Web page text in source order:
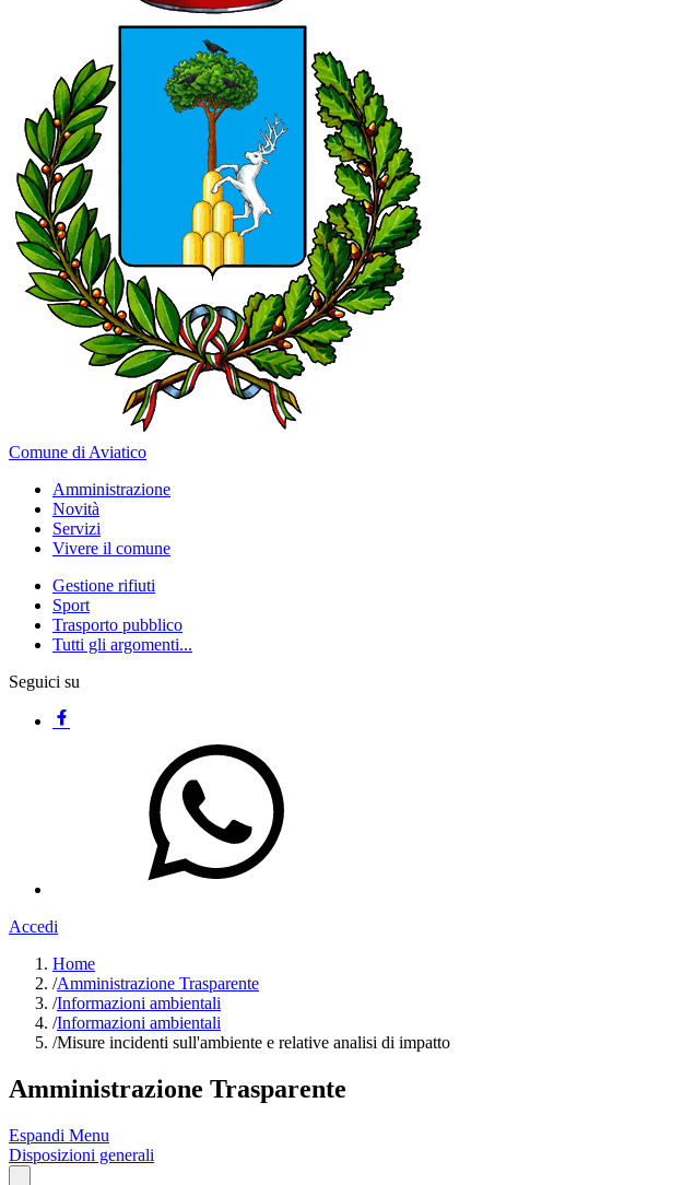
Comune di Aviatico
Amministrazione
Novità
Servizi
Vivere il comune
Gestione rifiuti
Sport
Trasporto pubblico
Tutti gli argomenti...
Seguici su
Accedi
Home
/Amministrazione Trasparente
/Informazioni ambientali
/Informazioni ambientali
/Misure incidenti sull'ambiente e relative analisi di impatto
Amministrazione Trasparente
Espandi Menu
Disposizioni generali